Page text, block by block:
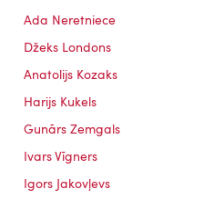
Ada Neretniece
Džeks Londons
Anatolijs Kozaks
Harijs Kukels
Gunārs Zemgals
Ivars Vīgners
Igors Jakovļevs